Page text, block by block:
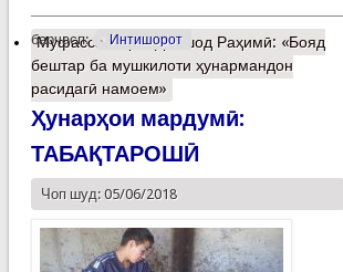
барчасп: Интишорот
Муфассалтаро Дилшод Раҳимӣ: «Бояд
бештар ба мушкилоти ҳунармандон
расидагӣ намоем»
Ҳунарҳои мардумӣ:
ТАБАҚТАРОШӢ
Чоп шуд: 05/06/2018